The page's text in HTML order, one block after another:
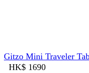
Gitzo Mini Traveler
HK$ 1690